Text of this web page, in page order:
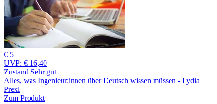
€ 5
UVP: € 16,40
Zustand Sehr gut
Alles, was Ingenieur:innen über Deutsch wissen müssen - Lydia
Prexl
Zum Produkt